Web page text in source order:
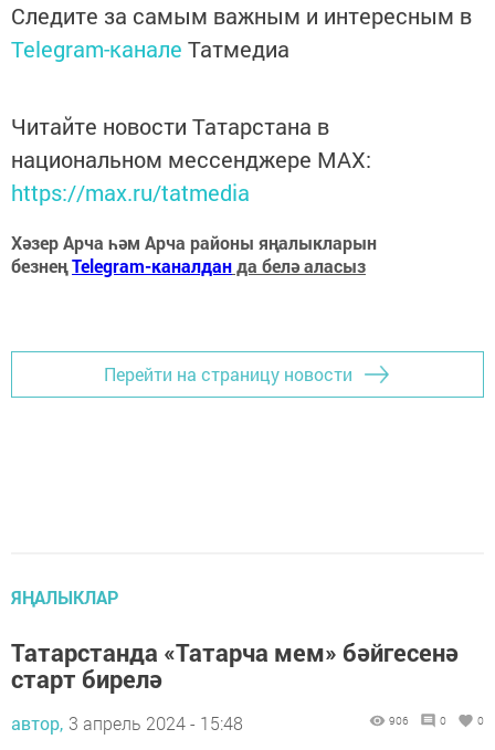
Следите за самым важным и интересным в
Telegram-канале Татмедиа
Читайте новости Татарстана в
национальном мессенджере MАХ:
https://max.ru/tatmedia
Хәзер Арча һәм Арча районы яңалыкларын
безнеңTelegram-каналданда белә аласыз
Перейти на страницу новости
ЯҢАЛЫКЛАР
Татарстанда «Татарча мем» бәйгесенә
старт бирелә
автор, 3 апрель 2024 - 15:48 906 0 0